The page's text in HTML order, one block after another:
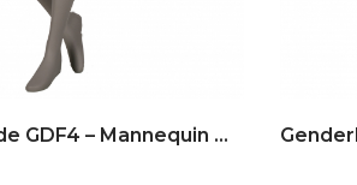
GenderFluide GDF4 – Mannequin No Gender